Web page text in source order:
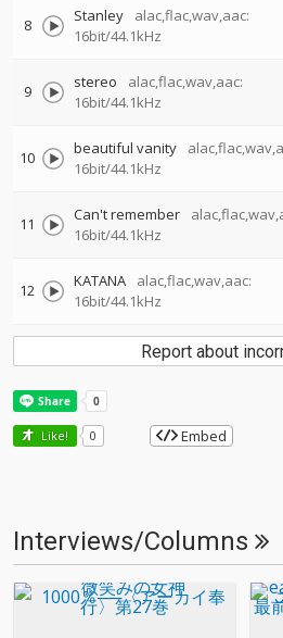
8 Stanley
alac,flac,wav,aac:
16bit/44.1kHz
9 stereo
alac,flac,wav,aac:
16bit/44.1kHz
10 beautiful vanity
16bit/44.1kHz
11 Can't remember
16bit/44.1kHz
12 KATANA
alac,flac,wav,aac:
16bit/44.1kHz
Report about
Like! 0 Embed
Interviews/Columns